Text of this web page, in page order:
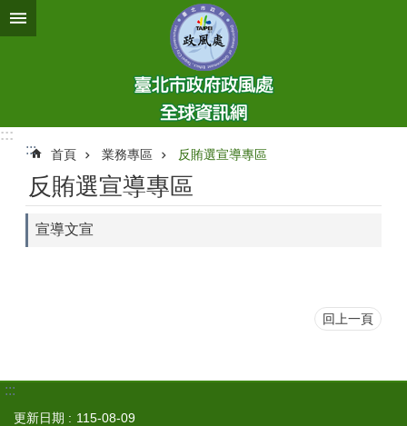
跳到主要內容區塊
:::
:::
首頁 業務專區 反賄選宣導專區
反賄選宣導專區
宣導文宣
回上一頁
:::
更新日期
115-08-09